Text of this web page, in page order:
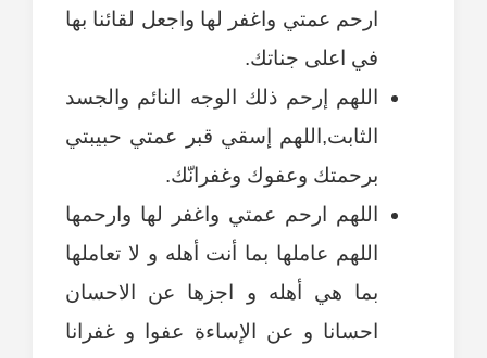
ارحم عمتي واغفر لها واجعل لقائنا بها
في اعلى جناتك.
اللهم إرحم ذلك الوجه النائم والجسد
الثابت,اللهم إسقي قبر عمتي حبيبتي
برحمتك وعفوك وغفرانّك.
اللهم ارحم عمتي واغفر لها وارحمها
اللهم عاملها بما أنت أهله و لا تعاملها
بما هي أهله و اجزها عن الاحسان
احسانا و عن الإساءة عفوا و غفرانا